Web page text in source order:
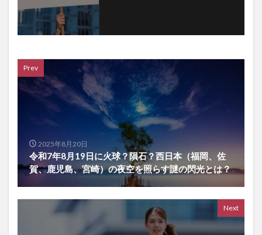
Prev
2025年8月20日
令和7年8月19日に火球？隕石？西日本（福岡、佐
賀、鹿児島、宮崎）の夜空を照らす謎の閃光とは？
Next